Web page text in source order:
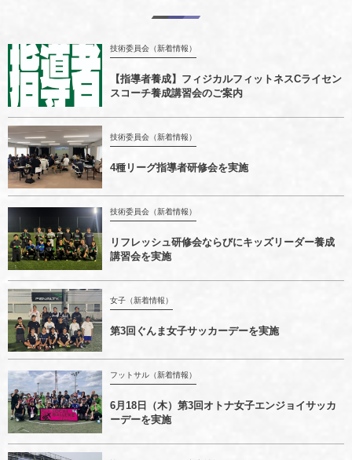
技術委員会（新着情報）
【指導者養成】フィジカルフィットネスCライセン
スコーチ養成講習会のご案内
技術委員会（新着情報）
4種リーグ指導者研修会を実施
技術委員会（新着情報）
リフレッシュ研修会ならびにキッズリーダー養成
講習会を実施
女子（新着情報）
第3回ぐんま女子サッカーデーを実施
フットサル（新着情報）
6月18日（木）第3回オトナ女子エンジョイサッカ
ーデーを実施